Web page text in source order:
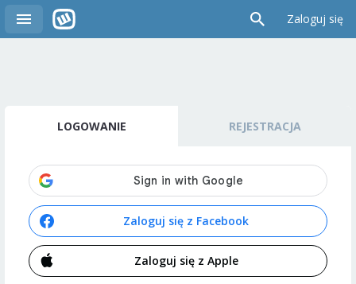
Zaloguj się
LOGOWANIE REJESTRACJA
Zaloguj się z Facebook
Zaloguj się z Apple